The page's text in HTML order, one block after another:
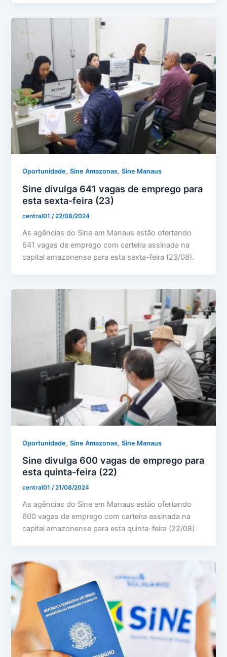
Oportunidade,Sine Amazonas,Sine Manaus
Sine divulga 641 vagas de emprego para
esta sexta-feira (23)
central01/22/08/2024
As agências do Sine em Manaus estão ofertando
641 vagas de emprego com carteira assinada na
capital amazonense para esta sexta-feira (23/08).
Oportunidade,Sine Amazonas,Sine Manaus
Sine divulga 600 vagas de emprego para
esta quinta-feira (22)
central01/21/08/2024
As agências do Sine em Manaus estão ofertando
600 vagas de emprego com carteira assinada na
capital amazonense para esta quinta-feira (22/08).